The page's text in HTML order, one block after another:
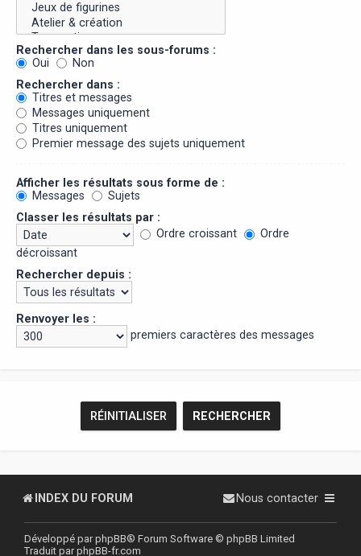
Rechercher dans les sous-forums :
Oui
Non
Rechercher dans :
Titres et messages
Messages uniquement
Titres uniquement
Premier message des sujets uniquement
Afficher les résultats sous forme de :
Messages
Sujets
Classer les résultats par :
Ordre croissant
Ordre
décroissant
Rechercher depuis :
Renvoyer les :
premiers caractères des messages
INDEX DU FORUM Nous contacter
Développé parphpBB® Forum Software © phpBB Limited
Traduit parphpBB-fr.com